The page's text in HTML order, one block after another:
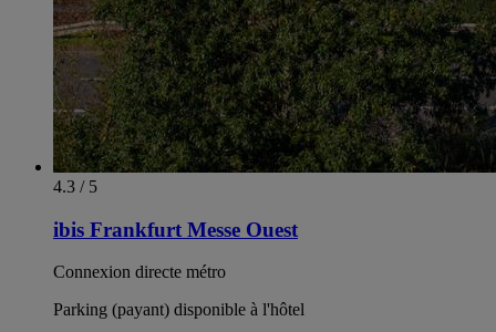
4.3 / 5
ibis Frankfurt Messe Ouest
Connexion directe métro
Parking (payant) disponible à l'hôtel